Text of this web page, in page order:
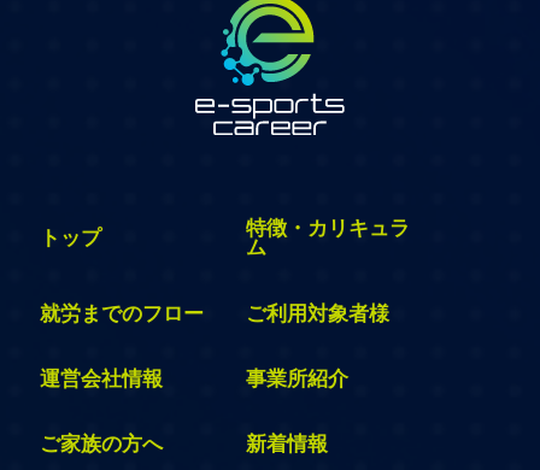
トップ 特徴・カリキュラ
ム
就労までのフロー ご利用対象者様
運営会社情報 事業所紹介
ご家族の方へ 新着情報